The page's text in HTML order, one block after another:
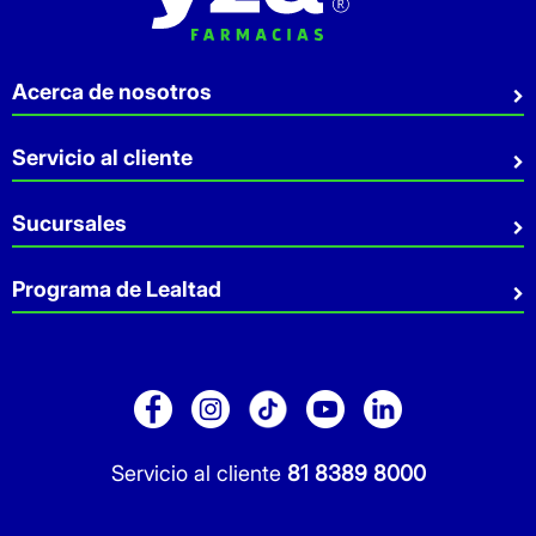
Servicio al cliente 81 8389 8000
Acerca de nosotros
Quiénes somos
Sostenibilidad
Aviso de privacidad
Servicio al cliente
Preguntas Frecuentes
Contacto
Facturación
Sucursales
Sucursales
Servicio a Domicilio
Pago de Servicios
Programa de Lealtad
Folleto Promocional
Sitio Dermocosmética